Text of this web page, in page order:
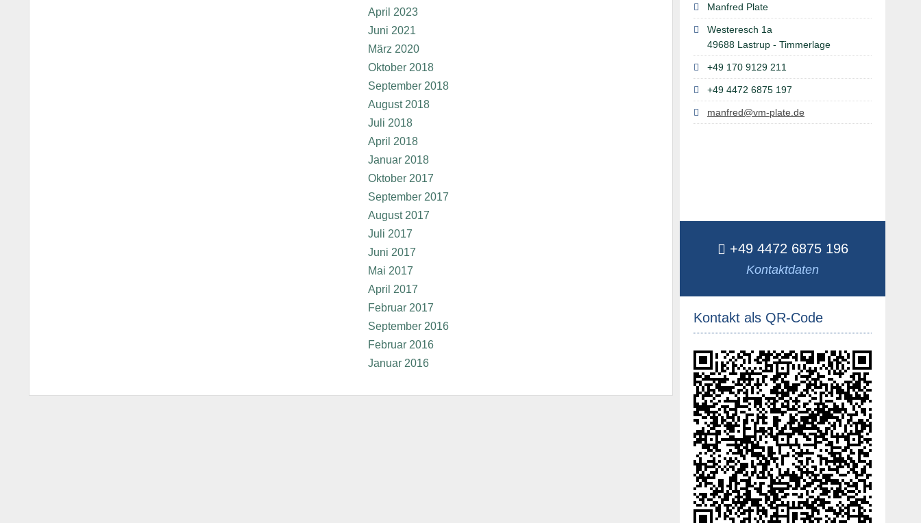
Manfred Plate
Westeresch 1a
49688 Lastrup - Timmerlage
+49 170 9129 211
+49 4472 6875 197
manfred@vm-plate.de
+49 4472 6875 196
Kontaktdaten
Kontakt als QR-Code
April 2023
Juni 2021
März 2020
Oktober 2018
September 2018
August 2018
Juli 2018
April 2018
Januar 2018
Oktober 2017
September 2017
August 2017
Juli 2017
Juni 2017
Mai 2017
April 2017
Februar 2017
September 2016
Februar 2016
Januar 2016